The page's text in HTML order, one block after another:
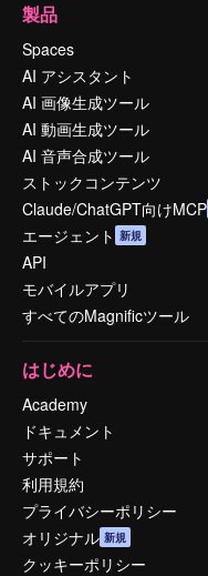
製品
Spaces
AI アシスタント
AI 画像生成ツール
AI 動画生成ツール
AI 音声合成ツール
ストックコンテンツ
Claude/ChatGPT向けMCP
エージェント 新規
API
モバイルアプリ
すべてのMagnificツール
はじめに
Academy
ドキュメント
サポート
利用規約
プライバシーポリシー
オリジナル 新規
クッキーポリシー